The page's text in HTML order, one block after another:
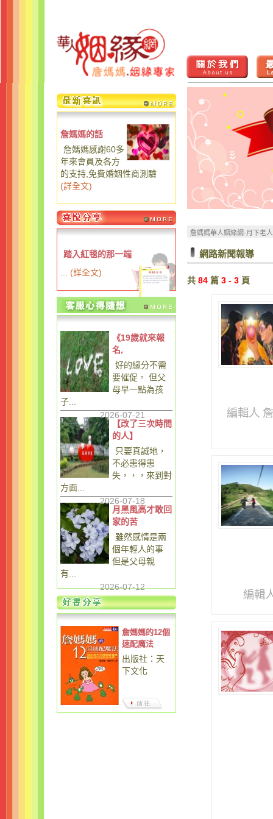
詹媽媽的話
詹媽媽感謝60多
年來會員及各方
的支持,免費婚姻性商測驗
(詳全文)
踏入紅毯的那一端
(詳全文)
《19歲就來報
名,
好的緣分不需
要催促。 但父
母早一點為孩
子...
2026-07-21
【改了三次時間
的人】
只要真誠地，
不必患得患
失，，，來到對
方面...
2026-07-18
月黑風高才敢回
家的苦
雖然感情是兩
個年輕人的事
但是父母親
有...
2026-07-12
詹媽媽的12個
速配魔法
出版社：天
下文化
詹媽媽華人姻緣網-月下老
網路新聞報導
共 84 篇 3 - 3 頁
編輯人
編輯